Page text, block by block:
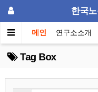
한국
메인 연구소소개
Tag Box